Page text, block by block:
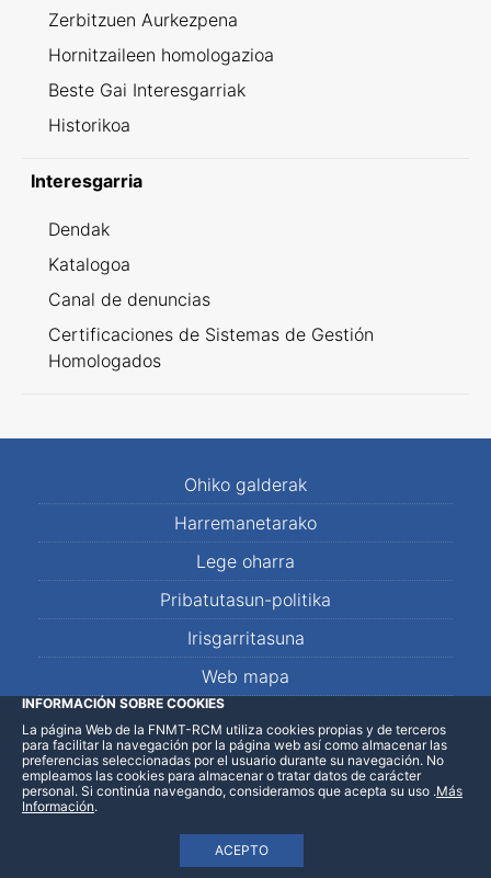
Zerbitzuen Aurkezpena
Hornitzaileen homologazioa
Beste Gai Interesgarriak
Historikoa
Interesgarria
Dendak
Katalogoa
Canal de denuncias
Certificaciones de Sistemas de Gestión
Homologados
Ohiko galderak
Harremanetarako
Lege oharra
Pribatutasun-politika
Irisgarritasuna
Web mapa
LinkedInFacebookWhatsApp
INFORMACIÓN SOBRE COOKIES
La página Web de la FNMT-RCM utiliza cookies propias y de terceros
para facilitar la navegación por la página web así como almacenar las
preferencias seleccionadas por el usuario durante su navegación. No
empleamos las cookies para almacenar o tratar datos de carácter
personal. Si continúa navegando, consideramos que acepta su uso
ACEPTO
.Más
Información.